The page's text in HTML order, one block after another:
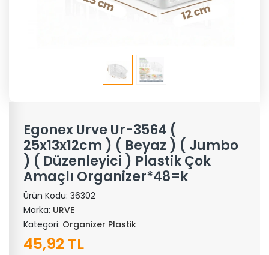
Egonex Urve Ur-3564 (
25x13x12cm ) ( Beyaz ) ( Jumbo
) ( Düzenleyici ) Plastik Çok
Amaçlı Organizer*48=k
Ürün Kodu: 36302
Marka: URVE
Kategori: Organizer Plastik
45,92 TL